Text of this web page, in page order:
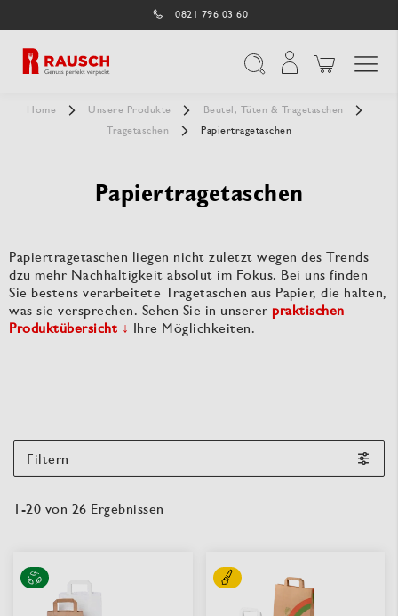
0821 796 03 60
Home Unsere Produkte
Beutel, Tüten & Tragetaschen
Tragetaschen
Papiertragetaschen
Papiertragetaschen
Papiertragetaschen liegen nicht zuletzt wegen des Trends
dzu mehr Nachhaltigkeit absolut im Fokus. Bei uns finden
Sie bestens verarbeitete Tragetaschen aus Papier, die halten,
was sie versprechen. Sehen Sie in unserer praktischen
Produktübersicht ↓ Ihre Möglichkeiten.
1 -20 von 26 Ergebnissen
Filtern